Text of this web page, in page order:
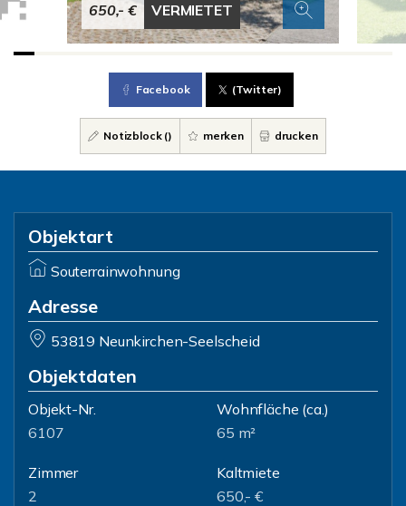
650,- € VERMIETET
Facebook (Twitter)
Notizblock () merken drucken
Objektart
Souterrainwohnung
Adresse
53819 Neunkirchen-Seelscheid
Objektdaten
Objekt-Nr.
6107
Wohnfläche (ca.)
65 m²
Zimmer
2
Kaltmiete
650,- €